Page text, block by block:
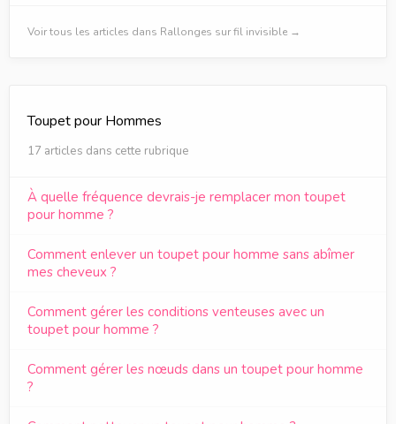
Voir tous les articles dans Rallonges sur fil invisible →
Toupet pour Hommes
17 articles dans cette rubrique
À quelle fréquence devrais-je remplacer mon toupet
pour homme ?
Comment enlever un toupet pour homme sans abîmer
mes cheveux ?
Comment gérer les conditions venteuses avec un
toupet pour homme ?
Comment gérer les nœuds dans un toupet pour homme
?